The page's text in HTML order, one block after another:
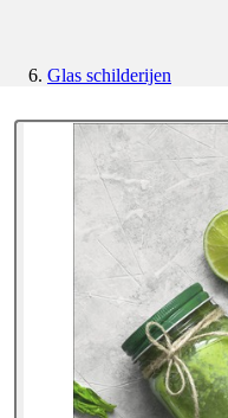
Glas schilderijen